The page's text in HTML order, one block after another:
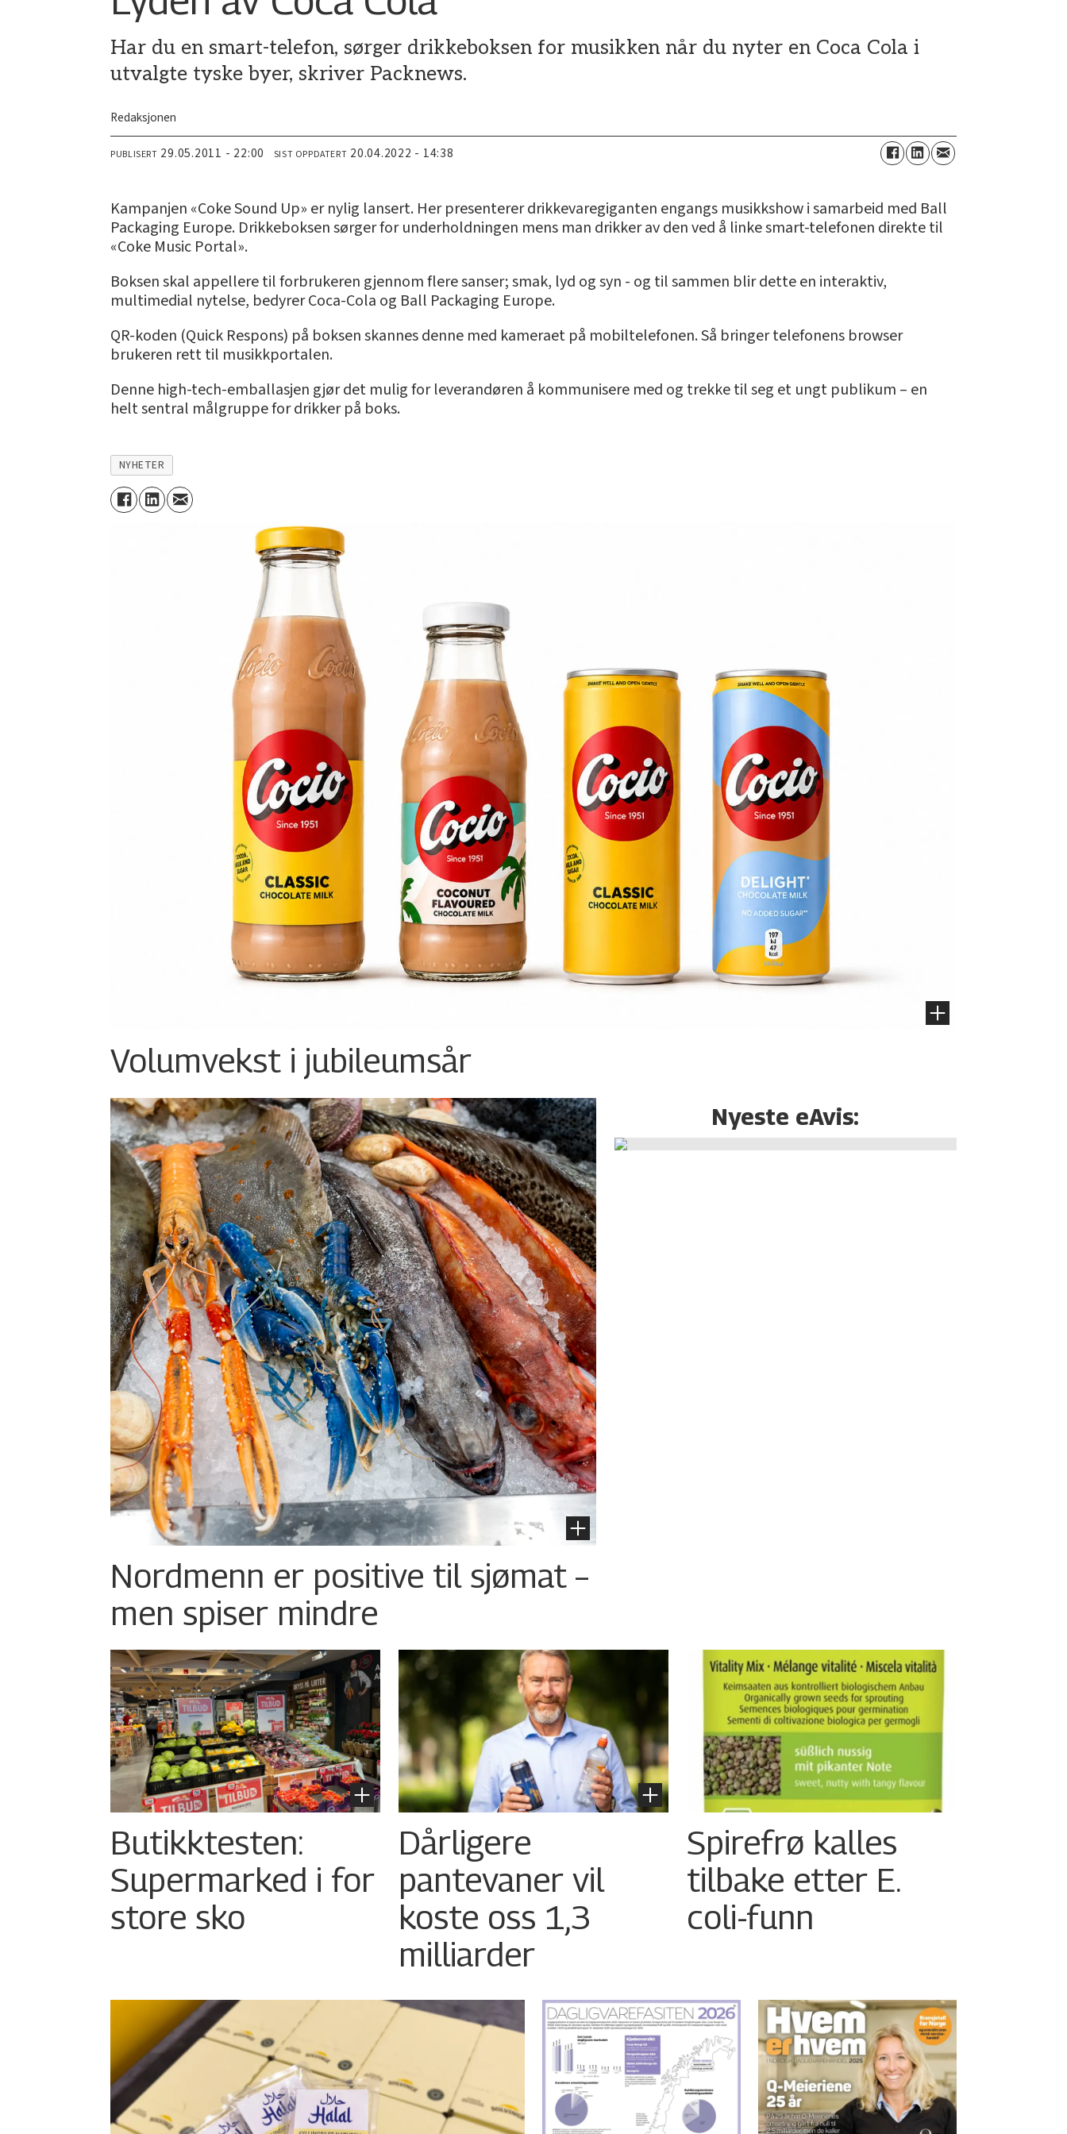
Har du en smart-telefon, sørger drikkeboksen for musikken når du nyter en Coca Cola i
utvalgte tyske byer, skriver Packnews.
Redaksjonen
PUBLISERT 29.05.2011 - 22:00 SIST OPPDATERT 20.04.2022 - 14:38
Kampanjen «Coke Sound Up» er nylig lansert. Her presenterer drikkevaregiganten engangs musikkshow i samarbeid med Ball
Packaging Europe. Drikkeboksen sørger for underholdningen mens man drikker av den ved å linke smart-telefonen direkte til
«Coke Music Portal».
Boksen skal appellere til forbrukeren gjennom flere sanser; smak, lyd og syn - og til sammen blir dette en interaktiv,
multimedial nytelse, bedyrer Coca-Cola og Ball Packaging Europe.
QR-koden (Quick Respons) på boksen skannes denne med kameraet på mobiltelefonen. Så bringer telefonens browser
brukeren rett til musikkportalen.
Denne high-tech-emballasjen gjør det mulig for leverandøren å kommunisere med og trekke til seg et ungt publikum – en
helt sentral målgruppe for drikker på boks.
NYHETER
Volumvekst i jubileumsår
Nordmenn er positive til sjømat –
men spiser mindre
Nyeste eAvis:
Butikktesten:
Supermarked i for
store sko
Dårligere
pantevaner vil
koste oss 1,3
milliarder
Spirefrø kalles
tilbake etter E.
coli-funn